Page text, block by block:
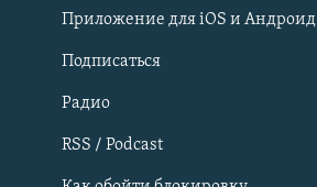
Qırımtatar
ПРИСОЕДИНЯЙТЕСЬ!
Приложение для iOS и Андроид
Подписаться
Радио
RSS / Podcast